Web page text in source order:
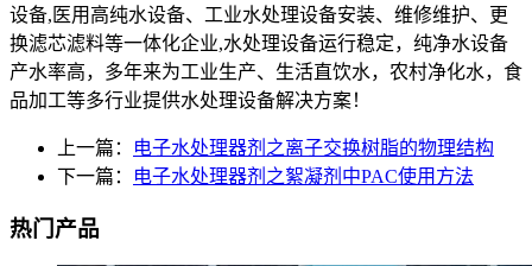
设备,医用高纯水设备、工业水处理设备安装、维修维护、更
换滤芯滤料等一体化企业,水处理设备运行稳定，纯净水设备
产水率高，多年来为工业生产、生活直饮水，农村净化水，食
品加工等多行业提供水处理设备解决方案！
上一篇：
电子水处理器剂之离子交换树脂的物理结构
下一篇：
电子水处理器剂之絮凝剂中PAC使用方法
热门产品